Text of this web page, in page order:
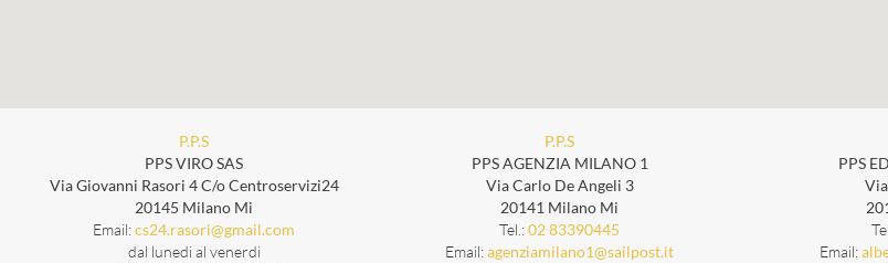
P.P.S
PPS VIRO SAS
Via Giovanni Rasori 4 C/o Centroservizi24
20145 Milano Mi
Email:cs24.rasori@gmail.com
dal lunedi al venerdi
P.P.S
PPS AGENZIA MILANO 1
Via Carlo De Angeli 3
20141 Milano Mi
Tel.:02 83390445
Email:agenziamilano1@sailpost.it
PPS
Email: